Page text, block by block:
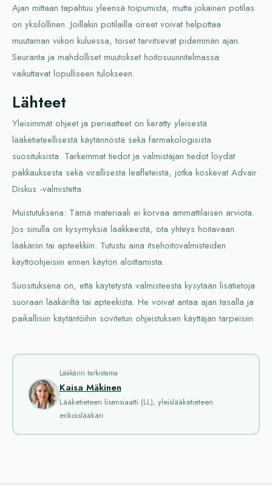
Ajan mittaan tapahtuu yleensä toipumista, mutta jokainen potilas
on yksilöllinen. Joillakin potilailla oireet voivat helpottaa
muutaman viikon kuluessa, toiset tarvitsevat pidemmän ajan.
Seuranta ja mahdolliset muutokset hoitosuunnitelmassa
vaikuttavat lopulliseen tulokseen.
Lähteet
Yleisimmät ohjeet ja periaatteet on kerätty yleisestä
lääketieteellisestä käytännöstä sekä farmakologisista
suosituksista. Tarkemmat tiedot ja valmistajan tiedot löydät
pakkauksesta sekä virallisesta leafleteistä, jotka koskevat Advair
Diskus -valmistetta.
Muistutuksena: Tämä materiaali ei korvaa ammattilaisen arviota.
Jos sinulla on kysymyksiä lääkkeestä, ota yhteys hoitavaan
lääkäriin tai apteekkiin. Tutustu aina itsehoitovalmisteiden
käyttöohjeisiin ennen käytön aloittamista.
Suosituksena on, että käytetystä valmisteesta kysytään lisätietoja
suoraan lääkäriltä tai apteekista. He voivat antaa ajan tasalla ja
paikallisiin käytäntöihin sovitetun ohjeistuksen käyttäjän tarpeisiin.
Lääkärin tarkistama
Kaisa Mäkinen
Lääketieteen lisensiaatti (LL), yleislääketieteen
erikoislääkäri